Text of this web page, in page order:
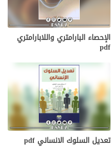
الإحصاء البارامتري واللابارامتري
pdf
تعديل السلوك الانساني pdf